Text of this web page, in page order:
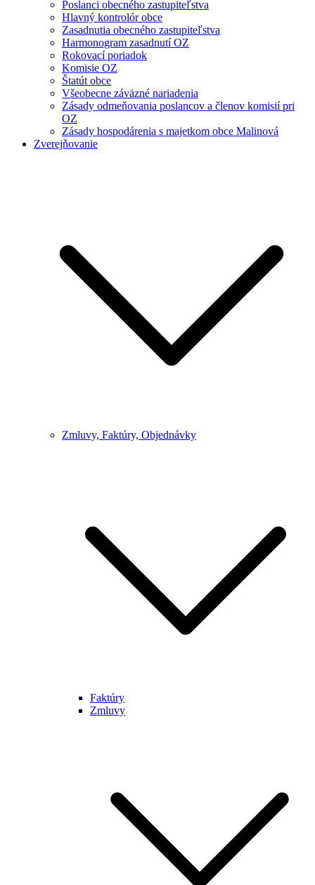
Poslanci obecného zastupiteľstva
Hlavný kontrolór obce
Zasadnutia obecného zastupiteľstva
Harmonogram zasadnutí OZ
Rokovací poriadok
Komisie OZ
Štatút obce
Všeobecne záväzné nariadenia
Zásady odmeňovania poslancov a členov komisií pri
OZ
Zásady hospodárenia s majetkom obce Malinová
Zverejňovanie
Zmluvy, Faktúry, Objednávky
Faktúry
Zmluvy